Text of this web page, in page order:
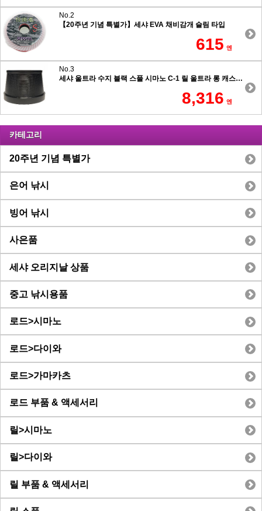
No.2
【20주년 기념 특별가】세샤 EVA 채비감개 슬림 타입
615 엔
No.3
세샤 울트라 수지 블랙 스풀 시마노 C-1 릴 울트라 롱 캐스팅 7.5도 테이퍼 타입
8,316 엔
카테고리
20주년 기념 특별가
은어 낚시
빙어 낚시
사은품
세샤 오리지날 상품
중고 낚시용품
로드>시마노
로드>다이와
로드>가마카츠
로드 부품 & 액세서리
릴>시마노
릴>다이와
릴 부품 & 액세서리